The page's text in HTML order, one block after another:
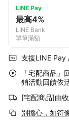
LINE Pay
最高4%
LINE Bank
單筆滿額
支援LINE Pay
「宅配商品
銷活動回饋依
[宅配商品]由
別擔心，如符